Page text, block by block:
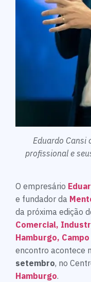
Eduardo
profissional e
O empresário
e fundador da
da próxima edição
Comercial,
Hamburgo,
encontro acontece
setembro, no
Hamburgo.